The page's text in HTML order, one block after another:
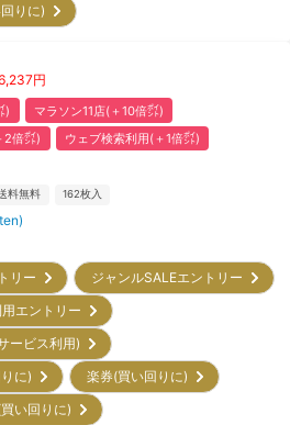
回りに)
円
)
マラソン11店(＋10倍㌽)
2倍㌽)
ウェブ検索利用(＋1倍㌽)
料無料 162枚入
トリー
ジャンルSALEエントリー
用エントリー
ービス利用)
りに)
楽券(買い回りに)
買い回りに)